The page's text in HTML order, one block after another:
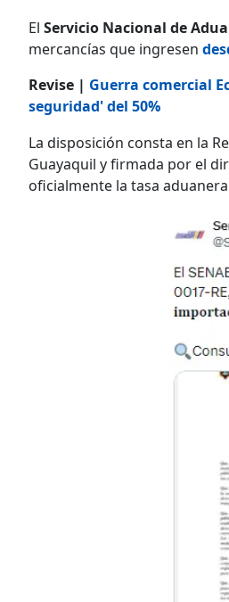
El Servicio Nacional de
mercancías que ingresen
Revise | Guerra comercial
seguridad' del 50%
La disposición consta en la
Guayaquil y firmada por el
oficialmente la tasa